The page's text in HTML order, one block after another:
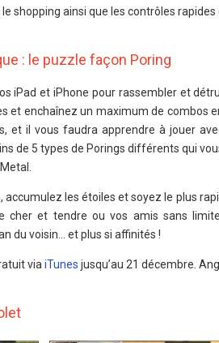
shopping ainsi que les contrôles rapides
: le puzzle façon Poring
iPad et iPhone pour rassembler et
et enchaînez un maximum de combos
et il vous faudra apprendre à jouer
de 5 types de Porings différents qui
les étoiles et soyez le plus
et tendre ou vos amis sans
du voisin… et plus si affinités !
via iTunes jusqu’au 21 décembre.